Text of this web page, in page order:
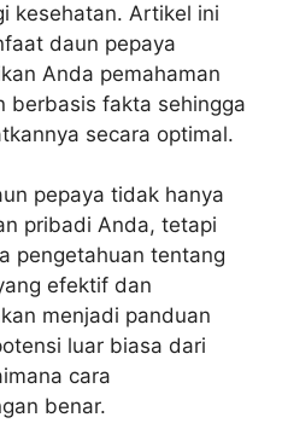
kesehatan. Artikel ini
daun pepaya
Anda pemahaman
berbasis fakta sehingga
secara optimal.
pepaya tidak hanya
pribadi Anda, tetapi
pengetahuan tentang
efektif dan
menjadi panduan
luar biasa dari
cara
benar.